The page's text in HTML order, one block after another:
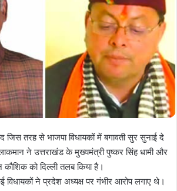
जिस तरह से भाजपा विधायकों में बगावती सुर सुनाई दे
ने उत्तराखंड के मुख्यमंत्री पुष्कर सिंह धामी और
को दिल्ली तलब किया है।
विधायकों ने प्रदेश अध्यक्ष पर गंभीर आरोप लगाए थे।